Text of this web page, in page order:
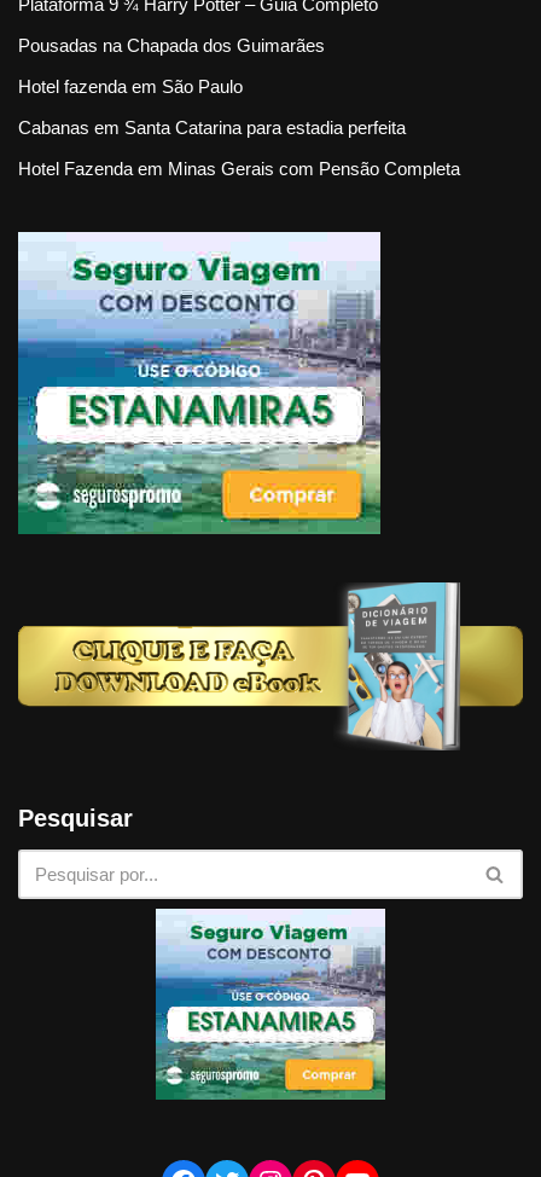
Pousadas na Chapada dos Guimarães
Hotel fazenda em São Paulo
Cabanas em Santa Catarina para estadia perfeita
Hotel Fazenda em Minas Gerais com Pensão Completa
Pesquisar